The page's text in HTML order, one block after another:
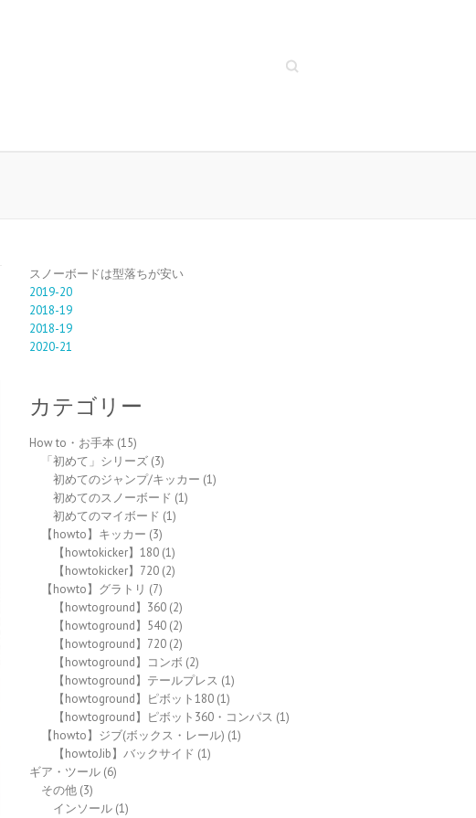
Search
スノーボードは型落ちが安い
2019-20
2018-19
2018-19
2020-21
カテゴリー
How to・お手本 (15)
「初めて」シリーズ (3)
初めてのジャンプ/キッカー (1)
初めてのスノーボード (1)
初めてのマイボード (1)
【howto】キッカー (3)
【howtokicker】180 (1)
【howtokicker】720 (2)
【howto】グラトリ (7)
【howtoground】360 (2)
【howtoground】540 (2)
【howtoground】720 (2)
【howtoground】コンボ (2)
【howtoground】テールプレス (1)
【howtoground】ピボット180 (1)
【howtoground】ピボット360・コンパス (1)
【howto】ジブ(ボックス・レール) (1)
【howtoJib】バックサイド (1)
ギア・ツール (6)
その他 (3)
インソール (1)